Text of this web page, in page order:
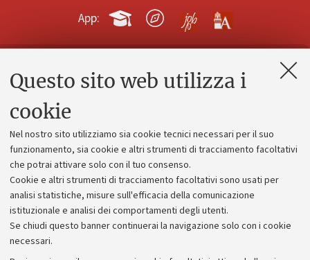
Questo sito web utilizza i
cookie
Nel nostro sito utilizziamo sia cookie tecnici necessari per il suo
funzionamento, sia cookie e altri strumenti di tracciamento facoltativi
che potrai attivare solo con il tuo consenso.
Cookie e altri strumenti di tracciamento facoltativi sono usati per
analisi statistiche, misure sull'efficacia della comunicazione
istituzionale e analisi dei comportamenti degli utenti.
Se chiudi questo banner continuerai la navigazione solo con i cookie
necessari.
App:
Contatti e PEC
Alumni community
Piano strategico
Bilanci
Donazioni e 5x1000